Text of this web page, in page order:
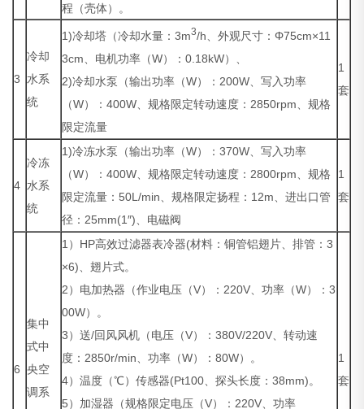
程（壳体）。
3
冷却
水系
统
1)冷却塔（冷却水量：3m3/h、外观尺寸：Φ75cm×11
3cm、电机功率（W）：0.18kW）、
2)冷却水泵（输出功率（W）：200W、写入功率
（W）：400W、规格限定转动速度：2850rpm、规格
限定流量
1
套
4
冷冻
水系
统
1)冷冻水泵（输出功率（W）：370W、写入功率
（W）：400W、规格限定转动速度：2800rpm、规格
限定流量：50L/min、规格限定扬程：12m、进出口管
径：25mm(1″)、电磁阀
1
套
6
集中
式中
央空
调系
1）HP高效过滤器表冷器(材料：铜管铝翅片、排管：3
×6)、翅片式。
2）电加热器（作业电压（V）：220V、功率（W）：3
00W）。
3）送/回风风机（电压（V）：380V/220V、转动速
度：2850r/min、功率（W）：80W）。
4）温度（℃）传感器(Pt100、探头长度：38mm)。
5）加湿器（规格限定电压（V）：220V、功率
1
套